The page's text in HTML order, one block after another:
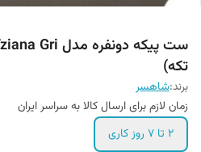
تکه)
برند:شاهسر
زمان لازم برای ارسال کالا به سراسر ایران
۲ تا ۷ روز کاری